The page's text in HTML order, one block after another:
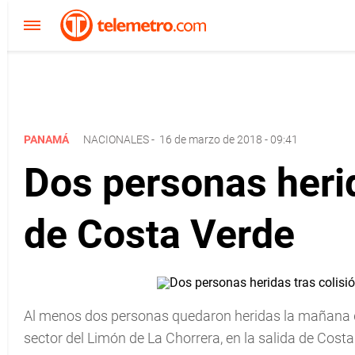
PANAMÁ NACIONALES- 16 de marzo de 2018 - 09:41
Dos personas
de Costa Verde
Al menos dos personas quedaron heridas la
sector del Limón de La Chorrera, en la salida de